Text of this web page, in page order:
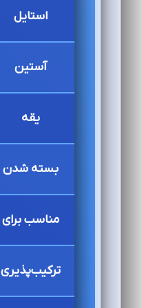
استایل
آستین
یقه
بسته شدن
مناسب برای
ترکیب‌پذیری